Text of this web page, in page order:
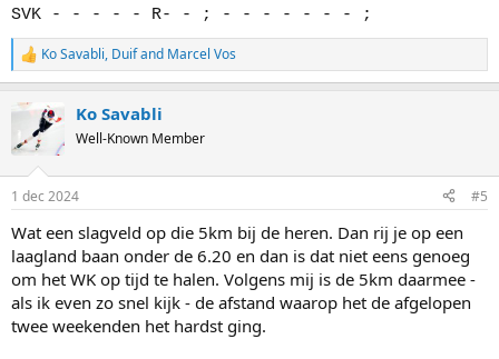
SVK - - - - - R- - ; - - - - - - - ;
R
e
c
t
i
s
Ko Savabli, Duifand Marcel Vos
Ko Savabli
Well-Known Member
1 dec 2024 #5
Wat een slagveld op die 5km bij de heren. Dan rij je op een
laagland baan onder de 6.20 en dan is dat niet eens genoeg
om het WK op tijd te halen. Volgens mij is de 5km daarmee -
als ik even zo snel kijk - de afstand waarop het de afgelopen
twee weekenden het hardst ging.